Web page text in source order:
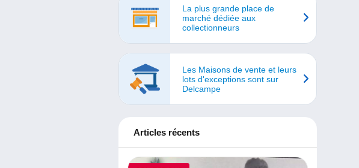
La plus grande place de
marché dédiée aux
collectionneurs
Les Maisons de vente et leurs
lots d'exceptions sont sur
Delcampe
Articles récents